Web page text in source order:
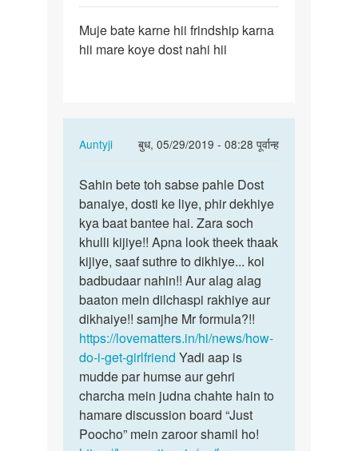
Muje
bate
Muje bate karne hii frindship karna
hii mare koye dost nahi hii
Auntyji
बुध, 05/29/2019 - 08:28 पूर्वान्ह
In
to
Muje
bate
karne
hii…
by
Sachin
Sahin
bete
toh
sabse
pahle…
Sahin bete toh sabse pahle Dost
banaiye, dosti ke liye, phir dekhiye
kya baat bantee hai. Zara soch
khulli kijiye!! Apna look theek thaak
kijiye, saaf suthre to dikhiye... koi
badbudaar nahin!! Aur alag alag
baaton mein dilchaspi rakhiye aur
dikhaiye!! samjhe Mr formula?!!
https://lovematters.in/hi/news/how-
do-i-get-girlfriend Yadi aap is
mudde par humse aur gehri
charcha mein judna chahte hain to
hamare discussion board “Just
Poocho” mein zaroor shamil ho!